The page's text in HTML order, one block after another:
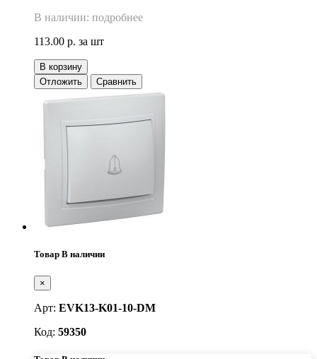
В наличии: подробнее
113.00 р. за шт
В корзину
Отложить
Сравнить
Товар В наличии
×
Арт: EVK13-K01-10-DM
Код: 59350